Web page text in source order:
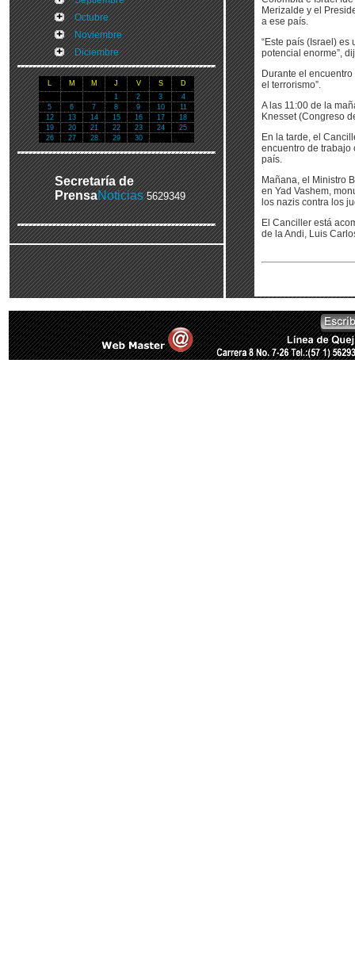
Octubre
Noviembre
Diciembre
L M M J V S
D
1
2 3
4
5
6 7 8 9 10
11
12
13 14 15 16 17
18
19
20 21 22 23 24
25
26
27 28 29 30
Secretaría de
PrensaNoticias 5629349
Merizalde y el
a ese país.
“Este país (Israel)
potencial enorme”,
Durante el
el terrorismo”.
A las 11:00 de la
Knesset (Congreso
En la tarde, el
encuentro de trabajo
país.
Mañana, el Ministro
en Yad Vashem,
los nazis contra los
El Canciller está
de la Andi, Luis